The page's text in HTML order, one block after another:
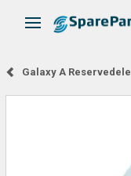
Skifte navigation
Galaxy A Reservedele